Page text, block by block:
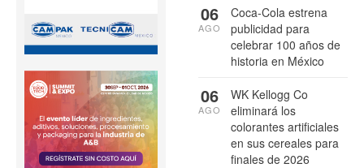
Coca-Cola estrena
publicidad para
celebrar 100 años de
historia en México
06
AGO
WK Kellogg Co
eliminará los
colorantes artificiales
en sus cereales para
finales de 2026
06
AGO